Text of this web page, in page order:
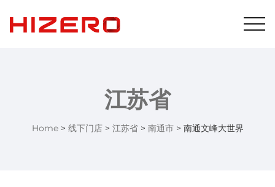
江苏省
Home> 线下门店> 江苏省> 南通市> 南通文峰大世界